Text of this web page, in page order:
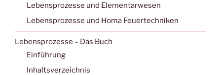
Lebensprozesse und Elementarwesen
Lebensprozesse und Homa Feuertechniken
Lebensprozesse – Das Buch
Einführung
Inhaltsverzeichnis